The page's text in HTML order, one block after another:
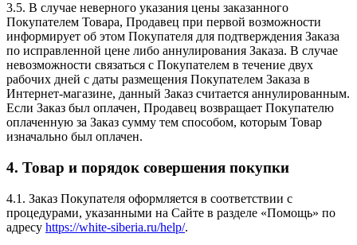
3.5. В случае неверного указания цены заказанного
Покупателем Товара, Продавец при первой возможности
информирует об этом Покупателя для подтверждения Заказа
по исправленной цене либо аннулирования Заказа. В случае
невозможности связаться с Покупателем в течение двух
рабочих дней с даты размещения Покупателем Заказа в
Интернет-магазине, данный Заказ считается аннулированным.
Если Заказ был оплачен, Продавец возвращает Покупателю
оплаченную за Заказ сумму тем способом, которым Товар
изначально был оплачен.
4. Товар и порядок совершения покупки
4.1. Заказ Покупателя оформляется в соответствии с
процедурами, указанными на Сайте в разделе «Помощь» по
адресу https://white-siberia.ru/help/.